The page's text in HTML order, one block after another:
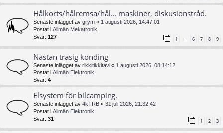
Hålkorts/hålremsa/hål... maskiner, diskusionstråd.
Senaste inlägget av grym « 1 augusti 2026, 14:47:01
Postat i Allmän Mekatronik
Svar: 127 1 … 6 7 8 9
Nästan trasig konding
Senaste inlägget av rikkitikkitavi « 1 augusti 2026, 08:14:12
Postat i Allmän Elektronik
Svar: 4
Elsystem för bilcamping.
Senaste inlägget av 4kTRB « 31 juli 2026, 21:32:42
Postat i Allmän Elektronik
Svar: 31 1 2 3